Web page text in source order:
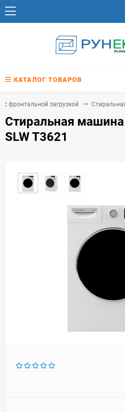
КАТАЛОГ ТОВАРОВ
фронтальной загрузкой
Стиральная
SLW T3621